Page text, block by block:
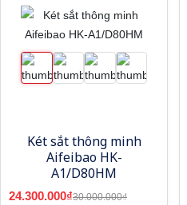
Két sắt thông minh
Aifeibao HK-
A1/D80HM
24.300.000₫30.000.000₫